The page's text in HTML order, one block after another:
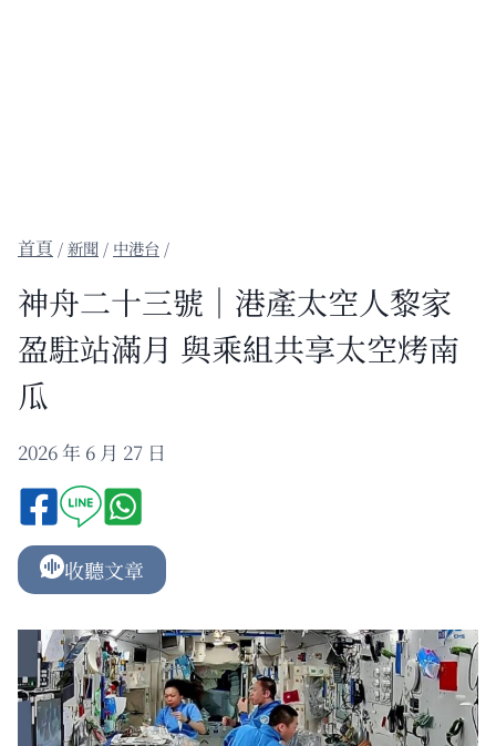
/新聞 / 中港台 /
神舟二十三號｜港產太空人黎家
盈駐站滿月 與乘組共享太空烤南
瓜
2026 年 6 月 27 日
收聽文章